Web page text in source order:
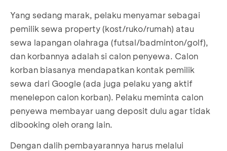
Yang sedang marak, pelaku menyamar sebagai
pemilik sewa property (kost/ruko/rumah) atau
sewa lapangan olahraga (futsal/badminton/golf),
dan korbannya adalah si calon penyewa. Calon
korban biasanya mendapatkan kontak pemilik
sewa dari Google (ada juga pelaku yang aktif
menelepon calon korban). Pelaku meminta calon
penyewa membayar uang deposit dulu agar tidak
dibooking oleh orang lain.
Dengan dalih pembayarannya harus melalui